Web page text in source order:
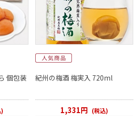
個包装
紀州の梅酒 梅実入 720ml
1,331円 (税込)